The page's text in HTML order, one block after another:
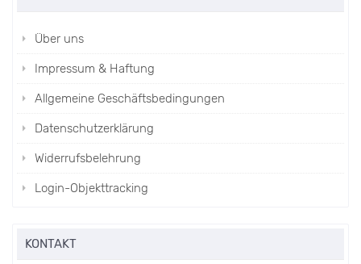
Über uns
Impressum & Haftung
Allgemeine Geschäftsbedingungen
Datenschutzerklärung
Widerrufsbelehrung
Login-Objekttracking
KONTAKT